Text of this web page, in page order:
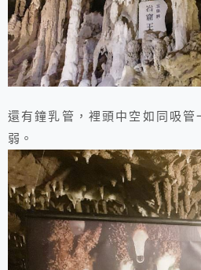
還有鐘乳管，裡頭中空如同吸
弱。